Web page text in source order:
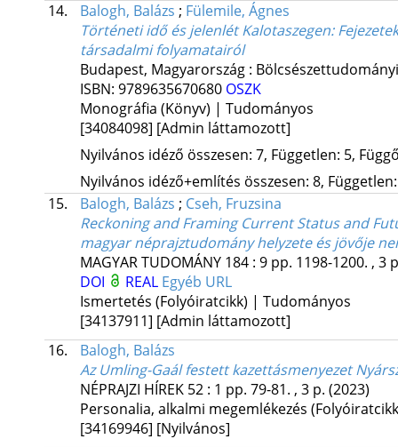
14.
Balogh, Balázs ; Fülemile, Ágnes
Történeti idő és jelenlét Kalotaszegen:
társadalmi folyamatairól
Budapest, Magyarország :
ISBN: 9789635670680 OSZK
Monográfia (Könyv) | Tudományos
[34084098] [Admin láttamozott]
Nyilvános idéző összesen: 7, Független: 5,
Nyilvános idéző+említés összesen: 8,
15.
Balogh, Balázs ; Cseh, Fruzsina
Reckoning and Framing Current Status and
magyar néprajztudomány helyzete és jövője
MAGYAR TUDOMÁNY 184: 9 pp. 1198-1200. , 3
DOI
REAL Egyéb URL
Ismertetés (Folyóiratcikk) | Tudományos
[34137911] [Admin láttamozott]
16.
Balogh, Balázs
Az Umling-Gaál festett kazettásmenyezet
NÉPRAJZI HÍREK 52: 1 pp. 79-81. , 3 p. (2023)
Personalia, alkalmi megemlékezés
[34169946] [Nyilvános]